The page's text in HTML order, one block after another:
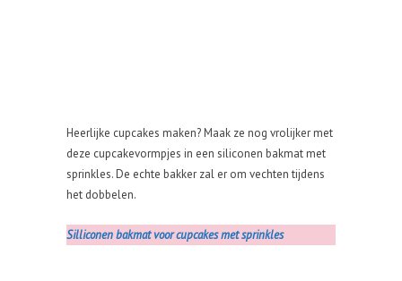
Heerlijke cupcakes maken? Maak ze nog vrolijker met
deze cupcakevormpjes in een siliconen bakmat met
sprinkles. De echte bakker zal er om vechten tijdens
het dobbelen.
Silliconen bakmat voor cupcakes met sprinkles